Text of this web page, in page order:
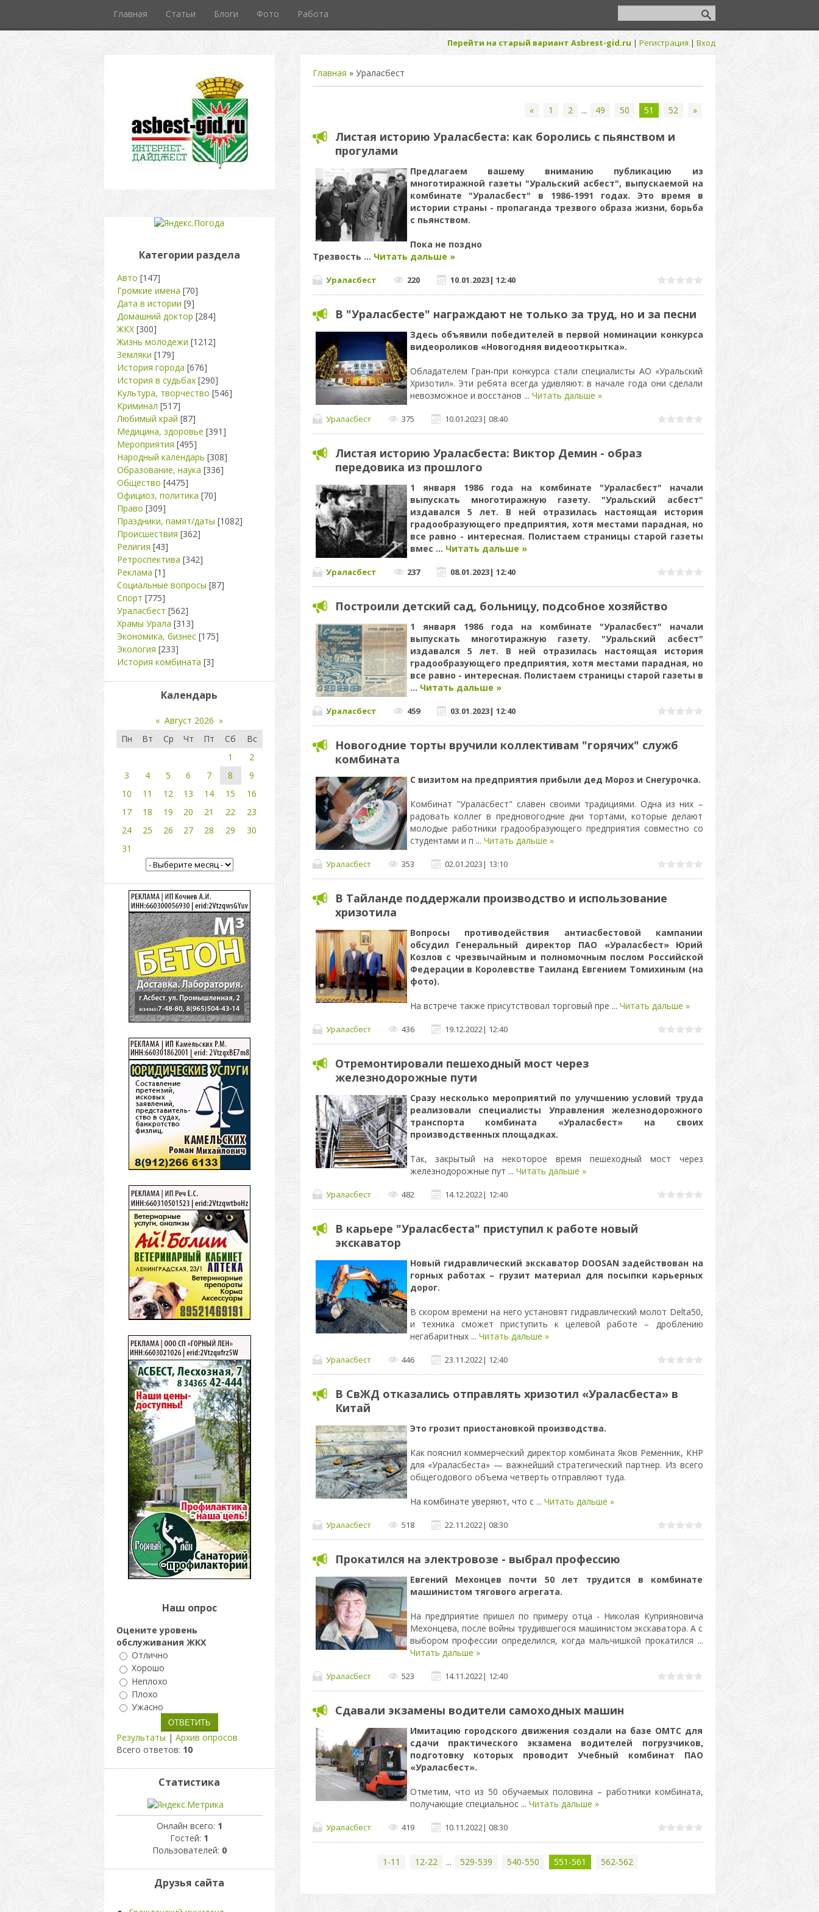
Главная Статьи Блоги Фото Работа
Перейти на старый вариант Asbrest-gid.ru | Регистрация | Вход
Главная » Ураласбест
« 1 2 ... 49 50 51 52 »
Листая историю Ураласбеста: как боролись с пьянством и
прогулами
Предлагаем вашему вниманию публикацию из
многотиражной газеты "Уральский асбест", выпускаемой на
комбинате "Ураласбест" в 1986-1991 годах. Это время в
истории страны - пропаганда трезвого образа жизни, борьба
с пьянством.
Пока не поздно
Трезвость ... Читать дальше »
Ураласбест 220 10.01.2023| 12:40
В "Ураласбесте" награждают не только за труд, но и за песни
Здесь объявили победителей в первой номинации конкурса
видеороликов «Новогодняя видеооткрытка».
Обладателем Гран-при конкурса стали специалисты АО «Уральский
Хризотил». Эти ребята всегда удивляют: в начале года они сделали
невозможное и восстанов ... Читать дальше »
Ураласбест 375 10.01.2023| 08:40
Листая историю Ураласбеста: Виктор Демин - образ
передовика из прошлого
1 января 1986 года на комбинате "Ураласбест" начали
выпускать многотиражную газету. "Уральский асбест"
издавался 5 лет. В ней отразилась настоящая история
градообразующего предприятия, хотя местами парадная, но
все равно - интересная. Полистаем страницы старой газеты
вмес ... Читать дальше »
Ураласбест 237 08.01.2023| 12:40
Построили детский сад, больницу, подсобное хозяйство
1 января 1986 года на комбинате "Ураласбест" начали
выпускать многотиражную газету. "Уральский асбест"
издавался 5 лет. В ней отразилась настоящая история
градообразующего предприятия, хотя местами парадная, но
все равно - интересная. Полистаем страницы старой газеты в
... Читать дальше »
Ураласбест 459 03.01.2023| 12:40
Новогодние торты вручили коллективам "горячих" служб
комбината
С визитом на предприятия прибыли дед Мороз и Снегурочка.
Комбинат "Ураласбест" славен своими традициями. Одна из них –
радовать коллег в предновогодние дни тортами, которые делают
молодые работники градообразующего предприятия совместно со
студентами и п ... Читать дальше »
Ураласбест 353 02.01.2023| 13:10
В Тайланде поддержали производство и использование
хризотила
Вопросы противодействия антиасбестовой кампании
обсудил Генеральный директор ПАО «Ураласбест» Юрий
Козлов с чрезвычайным и полномочным послом Российской
Федерации в Королевстве Таиланд Евгением Томихиным (на
фото).
На встрече также присутствовал торговый пре ... Читать дальше »
Ураласбест 436 19.12.2022| 12:40
Отремонтировали пешеходный мост через
железнодорожные пути
Сразу несколько мероприятий по улучшению условий труда
реализовали специалисты Управления железнодорожного
транспорта комбината «Ураласбест» на своих
производственных площадках.
Так, закрытый на некоторое время пешеходный мост через
железнодорожные пут ... Читать дальше »
Ураласбест 482 14.12.2022| 12:40
В карьере "Ураласбеста" приступил к работе новый
экскаватор
Новый гидравлический экскаватор DOOSAN задействован на
горных работах – грузит материал для посыпки карьерных
дорог.
В скором времени на него установят гидравлический молот Delta50,
и техника сможет приступить к целевой работе – дроблению
негабаритных ... Читать дальше »
Ураласбест 446 23.11.2022| 12:40
В СвЖД отказались отправлять хризотил «Ураласбеста» в
Китай
Это грозит приостановкой производства.
Как пояснил коммерческий директор комбината Яков Ременник, КНР
для «Ураласбеста» — важнейший стратегический партнер. Из всего
общегодового объема четверть отправляют туда.
На комбинате уверяют, что с ... Читать дальше »
Ураласбест 518 22.11.2022| 08:30
Прокатился на электровозе - выбрал профессию
Евгений Мехонцев почти 50 лет трудится в комбинате
машинистом тягового агрегата.
На предприятие пришел по примеру отца - Николая Куприяновича
Мехонцева, после войны трудившегося машинистом экскаватора. А с
выбором профессии определился, когда мальчишкой прокатился ...
Читать дальше »
Ураласбест 523 14.11.2022| 12:40
Сдавали экзамены водители самоходных машин
Имитацию городского движения создали на базе ОМТС для
сдачи практического экзамена водителей погрузчиков,
подготовку которых проводит Учебный комбинат ПАО
«Ураласбест».
Отметим, что из 50 обучаемых половина – работники комбината,
получающие специальнос ... Читать дальше »
Ураласбест 419 10.11.2022| 08:30
1-11 12-22 ... 529-539 540-550 551-561 562-562
Категории раздела
Авто [147]
Громкие имена [70]
Дата в истории [9]
Домашний доктор [284]
ЖКХ [300]
Жизнь молодежи [1212]
Земляки [179]
История города [676]
История в судьбах [290]
Культура, творчество [546]
Криминал [517]
Любимый край [87]
Медицина, здоровье [391]
Мероприятия [495]
Народный календарь [308]
Образование, наука [336]
Общество [4475]
Официоз, политика [70]
Право [309]
Праздники, памят/даты [1082]
Происшествия [362]
Религия [43]
Ретроспектива [342]
Реклама [1]
Социальные вопросы [87]
Спорт [775]
Ураласбест [562]
Храмы Урала [313]
Экономика, бизнес [175]
Экология [233]
История комбината [3]
Календарь
« Август 2026 »
Пн
Вт Ср Чт Пт Сб
Вс
1
2
3
4 5 6 7 8
9
10
11 12 13 14 15
16
17
18 19 20 21 22
23
24
25 26 27 28 29
30
31
Наш опрос
Оцените уровень
обслуживания ЖКХ
Отлично
Хорошо
Неплохо
Плохо
Ужасно
Результаты | Архив опросов
Всего ответов: 10
Статистика
Онлайн всего: 1
Гостей: 1
Пользователей: 0
Друзья сайта